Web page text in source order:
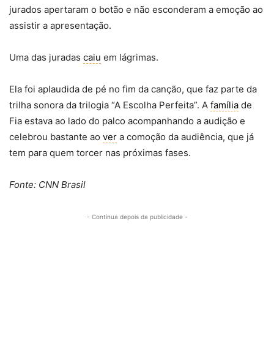
jurados apertaram o botão e não esconderam a emoção ao
assistir a apresentação.
Uma das juradas caiu em lágrimas.
Ela foi aplaudida de pé no fim da canção, que faz parte da
trilha sonora da trilogia “A Escolha Perfeita”. A família de
Fia estava ao lado do palco acompanhando a audição e
celebrou bastante ao ver a comoção da audiência, que já
tem para quem torcer nas próximas fases.
Fonte: CNN Brasil
- Continua depois da publicidade -